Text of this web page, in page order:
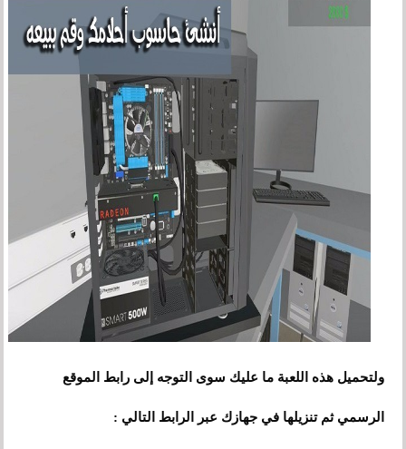
ولتحميل هذه اللعبة ما عليك سوى التوجه إلى رابط الموقع
الرسمي ثم تنزيلها في جهازك عبر الرابط التالي :